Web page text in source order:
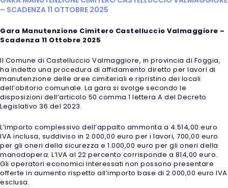
– SCADENZA 11 OTTOBRE 2025
Gara Manutenzione Cimitero Castelluccio Valmaggiore –
Scadenza 11 Ottobre 2025
Il Comune di Castelluccio Valmaggiore, in provincia di Foggia,
ha indetto una procedura di affidamento diretto per lavori di
manutenzione delle aree cimiteriali e ripristino dei locali
dell’obitorio comunale. La gara si svolge secondo le
disposizioni dell’articolo 50 comma 1 lettera A del Decreto
Legislativo 36 del 2023.
L’importo complessivo dell’appalto ammonta a 4.514,00 euro
IVA inclusa, suddiviso in 2.000,00 euro per i lavori, 700,00 euro
per gli oneri della sicurezza e 1.000,00 euro per gli oneri della
manodopera. L’IVA al 22 percento corrisponde a 814,00 euro.
Gli operatori economici interessati non possono presentare
offerte in aumento rispetto all’importo base di 2.000,00 euro IVA
esclusa.